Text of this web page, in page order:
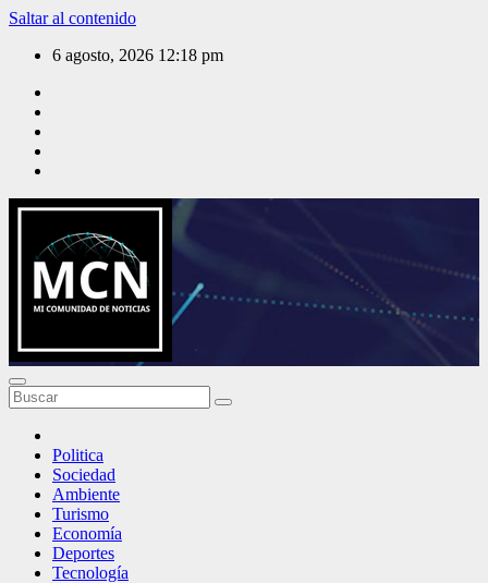
Saltar al contenido
6 agosto, 2026 12:18 pm
Mi Comunidad de Noticias
Politica
Sociedad
Ambiente
Turismo
Economía
Deportes
Tecnología